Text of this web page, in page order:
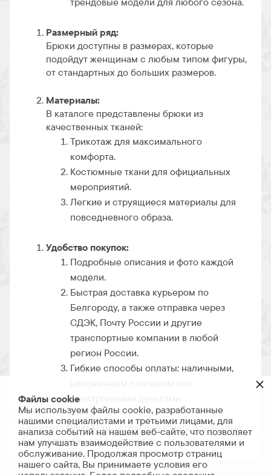
Размерный ряд:
Брюки доступны в размерах, которые
подойдут женщинам с любым типом фигуры,
от стандартных до больших размеров.
Материалы:
В каталоге представлены брюки из
качественных тканей:
Трикотаж для максимального
комфорта.
Костюмные ткани для официальных
мероприятий.
Легкие и струящиеся материалы для
повседневного образа.
Удобство покупок:
Подробные описания и фото каждой
модели.
Быстрая доставка курьером по
Белгороду, а также отправка через
СДЭК, Почту России и другие
транспортные компании в любой
регион России.
Гибкие способы оплаты: наличными,
электронными деньгами.
ПосетитеDivas31.ru, чтобы подобрать идеальные
брюки для вашего гардероба!
Файлы cookie
Мы используем файлы cookie, разработанные
нашими специалистами и третьими лицами, для
анализа событий на нашем веб-сайте, что позволяет
нам улучшать взаимодействие с пользователями и
обслуживание. Продолжая просмотр страниц
нашего сайта, Вы принимаете условия его
×